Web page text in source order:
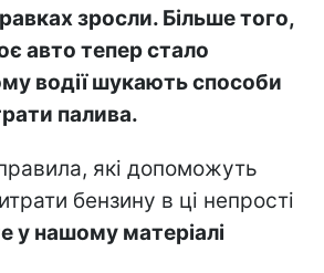
зросли. Більше того,
авто тепер стало
водії шукають способи
палива.
правила, які допоможуть
бензину в ці непрості
у нашому матеріалі